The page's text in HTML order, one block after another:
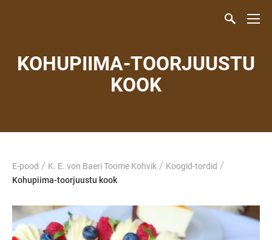
KOHUPIIMA-TOORJUUSTU
KOOK
E-pood / K. E. von Baeri Toome Kohvik / Koogid-tordid /
Kohupiima-toorjuustu kook